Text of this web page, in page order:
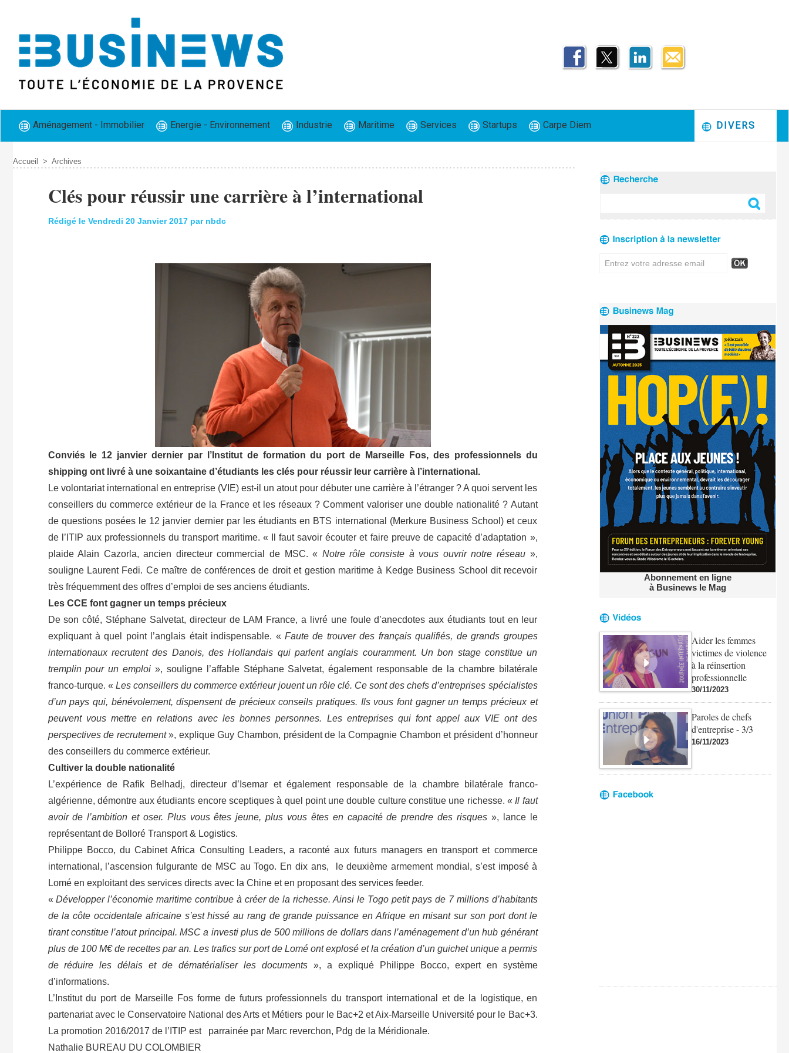
Aménagement - Immobilier Energie - Environnement Industrie Maritime Services Startups Carpe Diem DIVERS
Accueil > Archives
Clés pour réussir une carrière à l’international
Rédigé le Vendredi 20 Janvier 2017 par nbdc
Conviés le 12 janvier dernier par l’Institut de formation du port de Marseille Fos, des professionnels du
shipping ont livré à une soixantaine d’étudiants les clés pour réussir leur carrière à l’international.
Le volontariat international en entreprise (VIE) est-il un atout pour débuter une carrière à l’étranger ? A quoi servent les
conseillers du commerce extérieur de la France et les réseaux ? Comment valoriser une double nationalité ? Autant
de questions posées le 12 janvier dernier par les étudiants en BTS international (Merkure Business School) et ceux
de l’ITIP aux professionnels du transport maritime. « Il faut savoir écouter et faire preuve de capacité d’adaptation »,
plaide Alain Cazorla, ancien directeur commercial de MSC. « Notre rôle consiste à vous ouvrir notre réseau»,
souligne Laurent Fedi. Ce maître de conférences de droit et gestion maritime à Kedge Business School dit recevoir
très fréquemment des offres d’emploi de ses anciens étudiants.
Les CCE font gagner un temps précieux
De son côté, Stéphane Salvetat, directeur de LAM France, a livré une foule d’anecdotes aux étudiants tout en leur
expliquant à quel point l’anglais était indispensable. « Faute de trouver des français qualifiés, de grands groupes
internationaux recrutent des Danois, des Hollandais qui parlent anglais couramment. Un bon stage constitue un
tremplin pour un emploi », souligne l’affable Stéphane Salvetat, également responsable de la chambre bilatérale
franco-turque. « Les conseillers du commerce extérieur jouent un rôle clé. Ce sont des chefs d’entreprises spécialistes
d’un pays qui, bénévolement, dispensent de précieux conseils pratiques. Ils vous font gagner un temps précieux et
peuvent vous mettre en relations avec les bonnes personnes. Les entreprises qui font appel aux VIE ont des
perspectives de recrutement», explique Guy Chambon, président de la Compagnie Chambon et président d’honneur
des conseillers du commerce extérieur.
Cultiver la double nationalité
L’expérience de Rafik Belhadj, directeur d’Isemar et également responsable de la chambre bilatérale franco-
algérienne, démontre aux étudiants encore sceptiques à quel point une double culture constitue une richesse. « Il faut
avoir de l’ambition et oser. Plus vous êtes jeune, plus vous êtes en capacité de prendre des risques », lance le
représentant de Bolloré Transport & Logistics.
Philippe Bocco, du Cabinet Africa Consulting Leaders, a raconté aux futurs managers en transport et commerce
international, l’ascension fulgurante de MSC au Togo. En dix ans, le deuxième armement mondial, s’est imposé à
Lomé en exploitant des services directs avec la Chine et en proposant des services feeder.
«Développer l’économie maritime contribue à créer de la richesse. Ainsi le Togo petit pays de 7 millions d’habitants
de la côte occidentale africaine s’est hissé au rang de grande puissance en Afrique en misant sur son port dont le
tirant constitue l’atout principal. MSC a investi plus de 500 millions de dollars dans l’aménagement d’un hub générant
plus de 100 M€ de recettes par an. Les trafics sur port de Lomé ont explosé et la création d’un guichet unique a permis
de réduire les délais et de dématérialiser les documents », a expliqué Philippe Bocco, expert en système
d’informations.
L’Institut du port de Marseille Fos forme de futurs professionnels du transport international et de la logistique, en
partenariat avec le Conservatoire National des Arts et Métiers pour le Bac+2 et Aix-Marseille Université pour le Bac+3.
La promotion 2016/2017 de l’ITIP est parrainée par Marc reverchon, Pdg de la Méridionale.
Nathalie BUREAU DU COLOMBIER
Abonnement en ligne
à Businews le Mag
Aider les femmes
victimes de violence
à la réinsertion
professionnelle
30/11/2023
Paroles de chefs
d'entreprise - 3/3
16/11/2023